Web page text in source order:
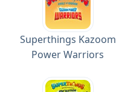
Superthings Kazoom
Power Warriors